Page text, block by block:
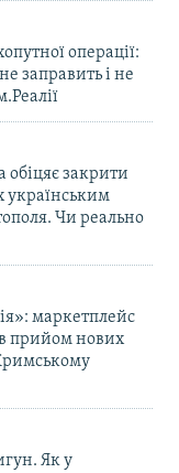
операції:
заправить і не
обіцяє закрити
українським
Чи реально
маркетплейс
прийом нових
Як у